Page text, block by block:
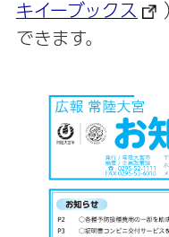
キイーブックス
できます。